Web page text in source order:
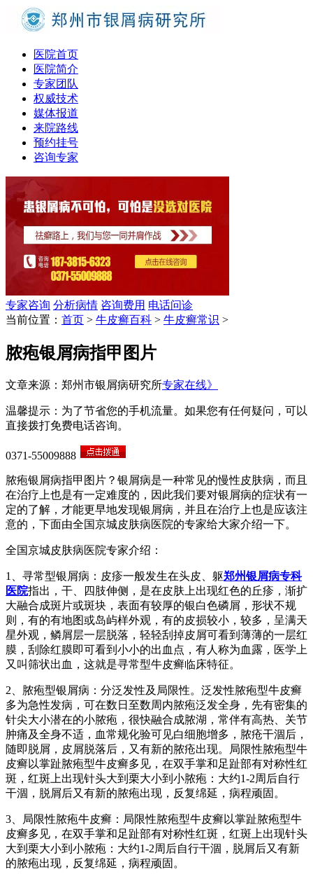
医院首页
医院简介
专家团队
权威技术
媒体报道
来院路线
预约挂号
咨询专家
专家咨询 分析病情 咨询费用 电话问诊
当前位置： 首页 > 牛皮癣百科 > 牛皮癣常识 >
脓疱银屑病指甲图片
文章来源：郑州市银屑病研究所专家在线》
温馨提示：为了节省您的手机流量。如果您有任何疑问，可以
直接拨打免费电话咨询。
0371-55009888
脓疱银屑病指甲图片？银屑病是一种常见的慢性皮肤病，而且
在治疗上也是有一定难度的，因此我们要对银屑病的症状有一
定的了解，才能更早地发现银屑病，并且在治疗上也是应该注
意的，下面由全国京城皮肤病医院的专家给大家介绍一下。
全国京城皮肤病医院专家介绍：
1、寻常型银屑病：皮疹一般发生在头皮、躯郑州银屑病专科
医院指出，干、四肢伸侧，是在皮肤上出现红色的丘疹，渐扩
大融合成斑片或斑块，表面有较厚的银白色磷屑，形状不规
则，有的有地图或岛屿样外观，有的皮损较小，较多，呈满天
星外观，鳞屑层一层脱落，轻轻刮掉皮屑可看到薄薄的一层红
膜，刮除红膜即可看到小小的出血点，有人称为血露，医学上
又叫筛状出血，这就是寻常型牛皮癣临床特征。
2、脓疱型银屑病：分泛发性及局限性。泛发性脓疱型牛皮癣
多为急性发病，可在数日至数周内脓疱泛发全身，先有密集的
针尖大小潜在的小脓疱，很快融合成脓湖，常伴有高热、关节
肿痛及全身不适，血常规化验可见白细胞增多，脓疮干涸后，
随即脱屑，皮屑脱落后，又有新的脓疮出现。局限性脓疱型牛
皮癣以掌趾脓疱型牛皮癣多见，在双手掌和足趾部有对称性红
斑，红斑上出现针头大到栗大小到小脓疱：大约1-2周后自行
干涸，脱屑后又有新的脓疱出现，反复绵延，病程顽固。
3、局限性脓疱牛皮癣：局限性脓疱型牛皮癣以掌趾脓疱型牛
皮癣多见，在双手掌和足趾部有对称性红斑，红斑上出现针头
大到栗大小到小脓疱：大约1-2周后自行干涸，脱屑后又有新
的脓疱出现，反复绵延，病程顽固。